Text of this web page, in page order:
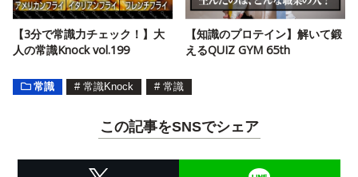
【3分で常識力チェック！】大
人の常識Knock vol.199
【知識のプロテイン】解いて鍛
えるQUIZ GYM 65th
常識 # 常識Knock # 常識
この記事をSNSでシェア